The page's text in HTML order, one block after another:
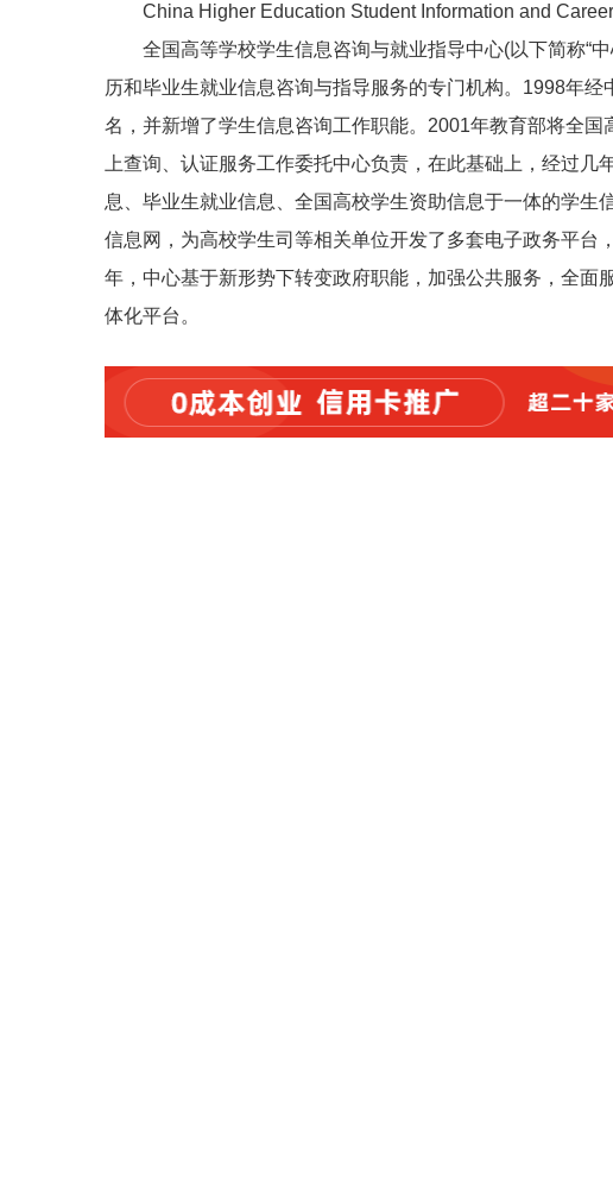
China Higher Education Student Information and
全国高等学校学生信息咨询与就业指导中心(以下简称“
历和毕业生就业信息咨询与指导服务的专门机构。1998年
名，并新增了学生信息咨询工作职能。2001年教育部将全
上查询、认证服务工作委托中心负责，在此基础上，经过
息、毕业生就业信息、全国高校学生资助信息于一体的学生
信息网，为高校学生司等相关单位开发了多套电子政务平
年，中心基于新形势下转变政府职能，加强公共服务，全
体化平台。